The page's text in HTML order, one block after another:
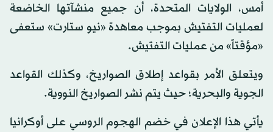
أمس، الولايات المتحدة، أن جميع منشآتها الخاضعة
لعمليات التفتيش بموجب معاهدة «نيو ستارت» ستعفى
«مؤقتاً» من عمليات التفتيش.
ويتعلق الأمر بقواعد إطلاق الصواريخ، وكذلك القواعد
الجوية والبحرية؛ حيث يتم نشر الصواريخ النووية.
يأتي هذا الإعلان في خضم الهجوم الروسي على أوكرانيا